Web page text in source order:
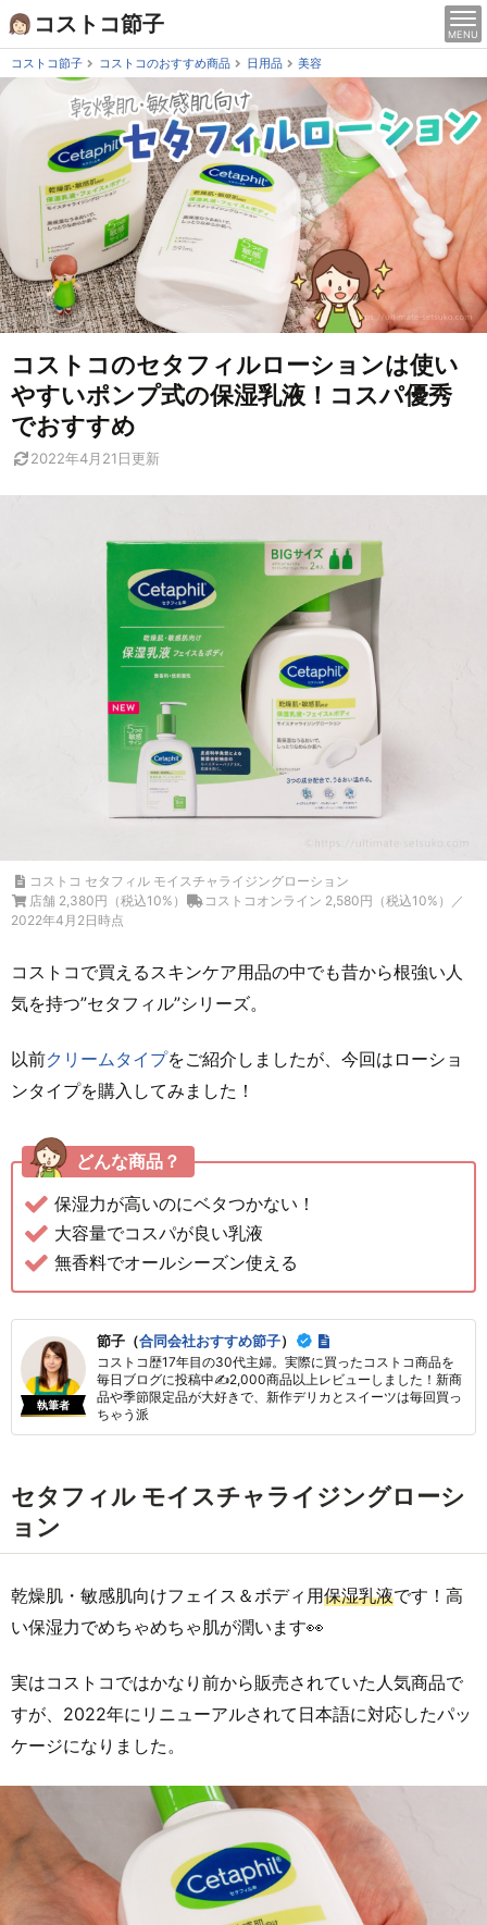
Skip
to
content
コストコ節子 MENU
コストコ節子 コストコのおすすめ商品 日用品 美容
コストコのセタフィルローションは使い
やすいポンプ式の保湿乳液！コスパ優秀
でおすすめ
2022年4月21日更新
コストコ セタフィル モイスチャライジングローション
店舗 2,380円（税込10%）
コストコオンライン 2,580円（税込10%）／
2022年4月2日時点
コストコで買えるスキンケア用品の中でも昔から根強い人
気を持つ”セタフィル”シリーズ。
以前クリームタイプをご紹介しましたが、今回はローショ
ンタイプを購入してみました！
どんな商品？
保湿力が高いのにベタつかない！
大容量でコスパが良い乳液
無香料でオールシーズン使える
執筆者
節子（合同会社おすすめ節子）
コストコ歴17年目の30代主婦。実際に買ったコストコ商品を
毎日ブログに投稿中✍2,000商品以上レビューしました！新商
品や季節限定品が大好きで、新作デリカとスイーツは毎回買っ
ちゃう派
セタフィル モイスチャライジングローシ
ョン
乾燥肌・敏感肌向けフェイス＆ボディ用保湿乳液です！高
い保湿力でめちゃめちゃ肌が潤います👀
実はコストコではかなり前から販売されていた人気商品で
すが、2022年にリニューアルされて日本語に対応したパッ
ケージになりました。